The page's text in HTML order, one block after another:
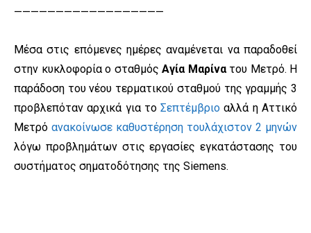
——————————————————
Μέσα στις επόμενες ημέρες αναμένεται να παραδοθεί
στην κυκλοφορία ο σταθμός Αγία Μαρίνατου Μετρό. Η
παράδοση του νέου τερματικού σταθμού της γραμμής 3
προβλεπόταν αρχικά για τοΣεπτέμβριο αλλά η Αττικό
Μετρό ανακοίνωσε καθυστέρηση τουλάχιστον 2 μηνών
λόγω προβλημάτων στις εργασίες εγκατάστασης του
συστήματος σηματοδότησης της Siemens.